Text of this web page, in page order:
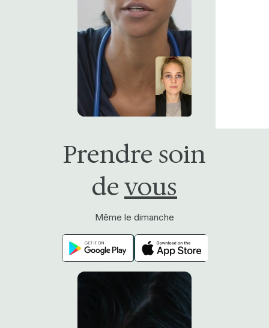
Prendre soin
devous
Même le dimanche
Même la nuit
Même le jour de Noël
Même seul·e au fond du lit
Par écrit ou par vidéo
24h sur 24 et 7j sur 7
95% des patients satisfaits